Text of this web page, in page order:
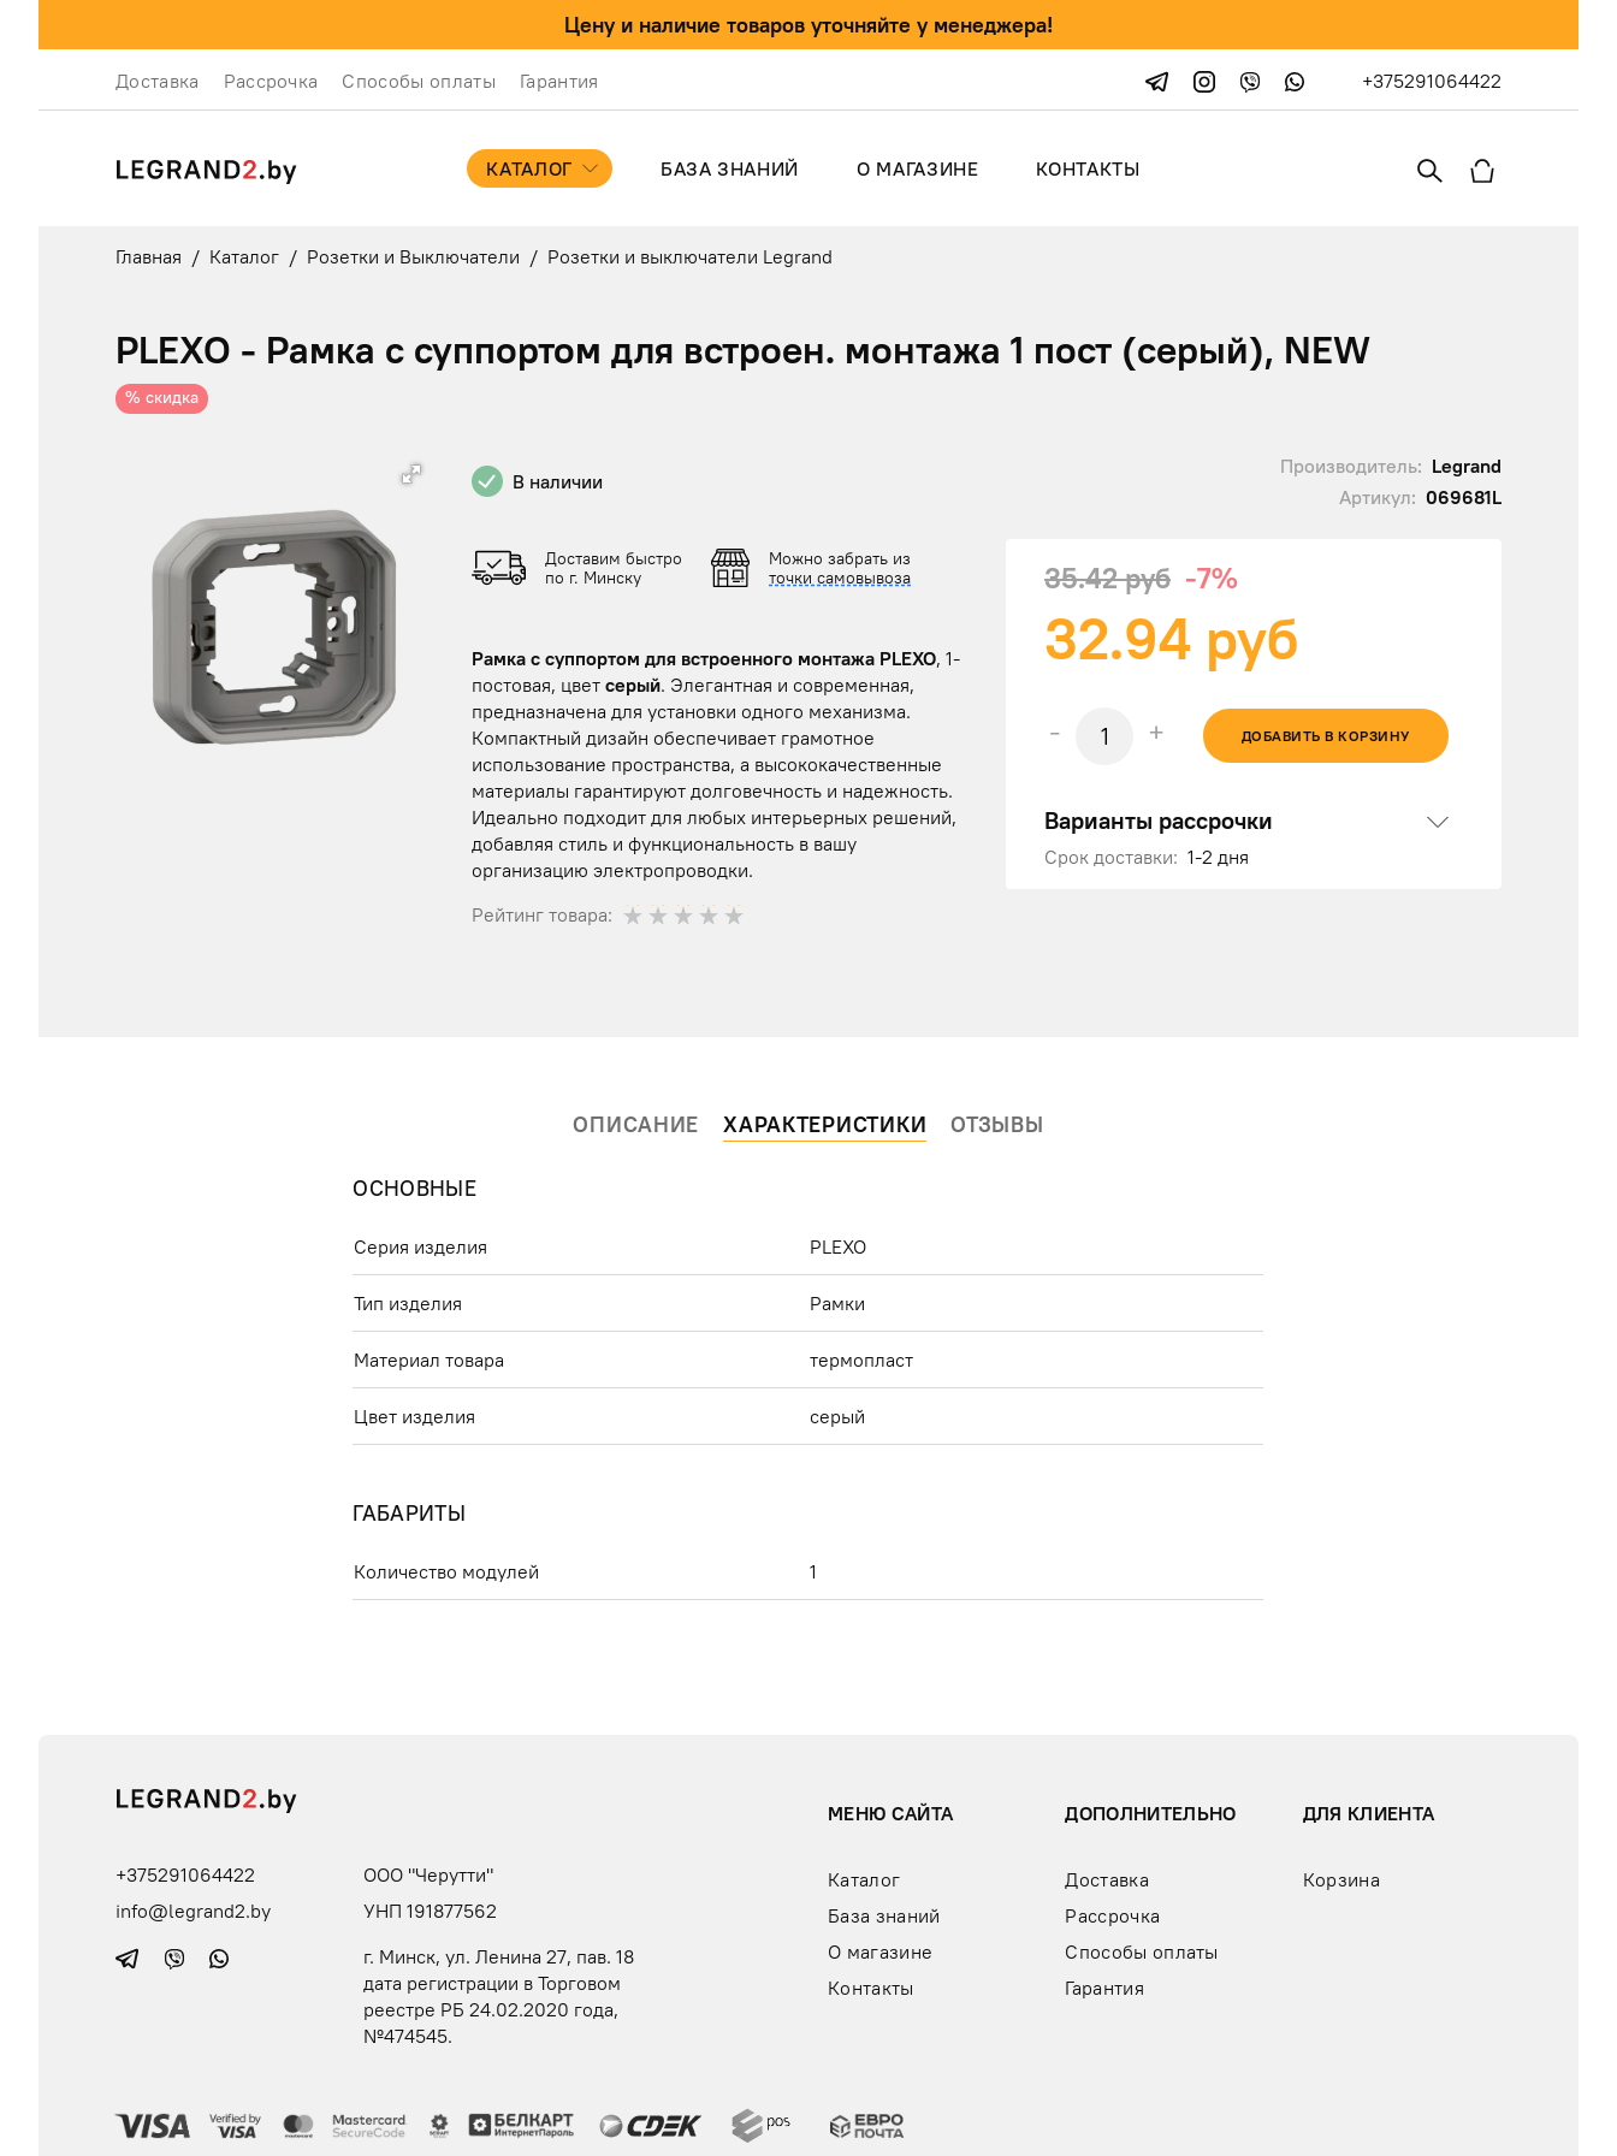
Цену и наличие товаров уточняйте у менеджера!
Доставка Рассрочка Способы оплаты Гарантия +375291064422
КАТАЛОГ БАЗА ЗНАНИЙ О МАГАЗИНЕ КОНТАКТЫ
Главная / Каталог / Розетки и Выключатели / Розетки и выключатели Legrand
PLEXO - Рамка с суппортом для встроен. монтажа 1 пост (серый), NEW
% скидка
В наличии
Производитель: Legrand
Артикул: 069681L
Доставим быстро
по г. Минску
Можно забрать из
точки самовывоза
Рамка с суппортом для встроенного монтажа PLEXO, 1-
постовая, цвет серый. Элегантная и современная,
предназначена для установки одного механизма.
Компактный дизайн обеспечивает грамотное
использование пространства, а высококачественные
материалы гарантируют долговечность и надежность.
Идеально подходит для любых интерьерных решений,
добавляя стиль и функциональность в вашу
организацию электропроводки.
Рейтинг товара:
35.42 руб -7%
32.94 руб
- + ДОБАВИТЬ В КОРЗИНУ
Варианты рассрочки
Срок доставки: 1-2 дня
ОПИСАНИЕ ХАРАКТЕРИСТИКИ ОТЗЫВЫ
ОСНОВНЫЕ
Серия изделия PLEXO
Тип изделия Рамки
Материал товара термопласт
Цвет изделия серый
ГАБАРИТЫ
Количество модулей 1
+375291064422
info@legrand2.by
ООО "Черутти"
УНП 191877562
г. Минск, ул. Ленина 27, пав. 18
дата регистрации в Торговом
реестре РБ 24.02.2020 года,
№474545.
МЕНЮ САЙТА
Каталог
База знаний
О магазине
Контакты
ДОПОЛНИТЕЛЬНО
Доставка
Рассрочка
Способы оплаты
Гарантия
ДЛЯ КЛИЕНТА
Корзина